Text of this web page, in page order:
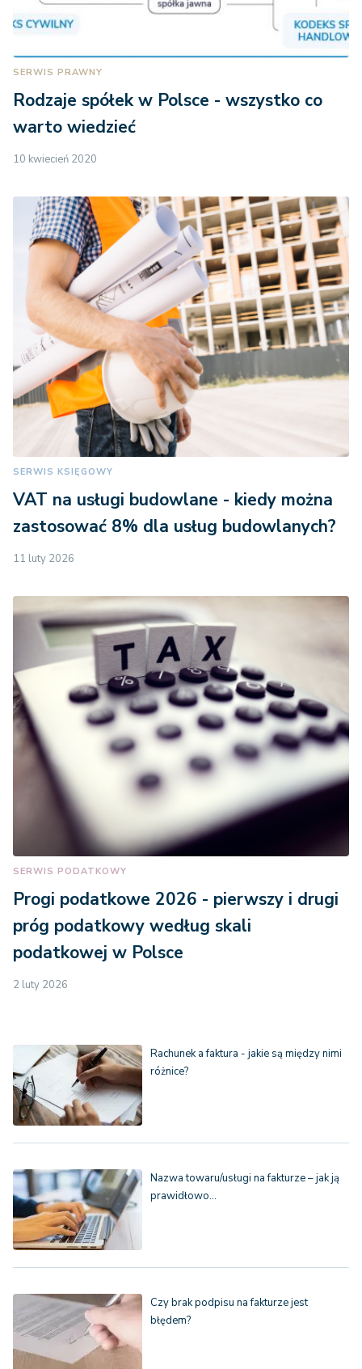
SERWIS PRAWNY
Rodzaje spółek w Polsce - wszystko co
warto wiedzieć
10 kwiecień 2020
SERWIS KSIĘGOWY
VAT na usługi budowlane - kiedy można
zastosować 8% dla usług budowlanych?
11 luty 2026
SERWIS PODATKOWY
Progi podatkowe 2026 - pierwszy i drugi
próg podatkowy według skali
podatkowej w Polsce
2 luty 2026
Rachunek a faktura - jakie są między nimi
różnice?
Nazwa towaru/usługi na fakturze – jak ją
prawidłowo…
Czy brak podpisu na fakturze jest
błędem?